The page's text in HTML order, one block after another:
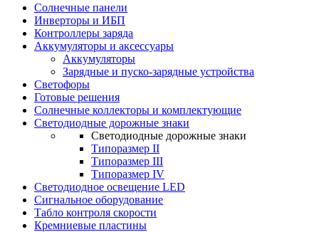
Солнечные панели
Инверторы и ИБП
Контроллеры заряда
Аккумуляторы и аксессуары
Аккумуляторы
Зарядные и пуско-зарядные устройства
Светофоры
Готовые решения
Солнечные коллекторы и комплектующие
Светодиодные дорожные знаки
Светодиодные дорожные знаки
Типоразмер II
Типоразмер III
Типоразмер IV
Светодиодное освещение LED
Сигнальное оборудование
Табло контроля скорости
Кремниевые пластины